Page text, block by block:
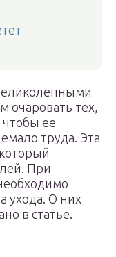
очаровать тех,
чтобы ее
труда. Эта
При
ухода. О них
в статье.